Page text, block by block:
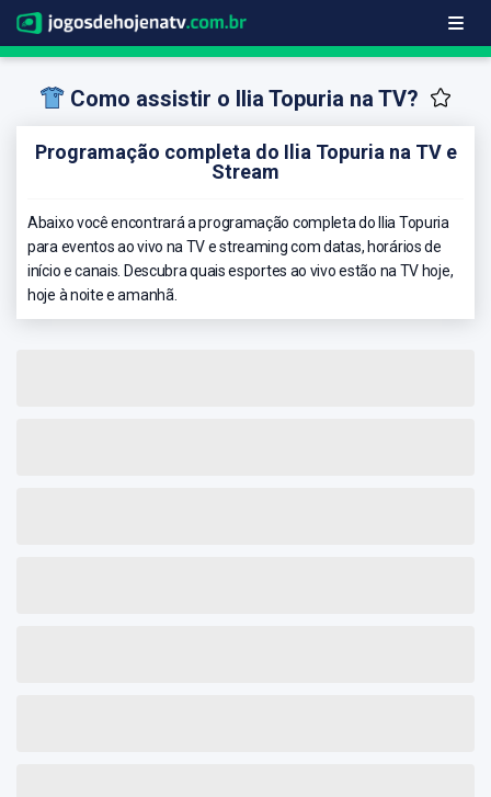
Como assistir o Ilia Topuria na TV?
Programação completa do Ilia Topuria na TV e
Stream
Abaixo você encontrará a programação completa do Ilia Topuria
para eventos ao vivo na TV e streaming com datas, horários de
início e canais. Descubra quais esportes ao vivo estão na TV hoje,
hoje à noite e amanhã.